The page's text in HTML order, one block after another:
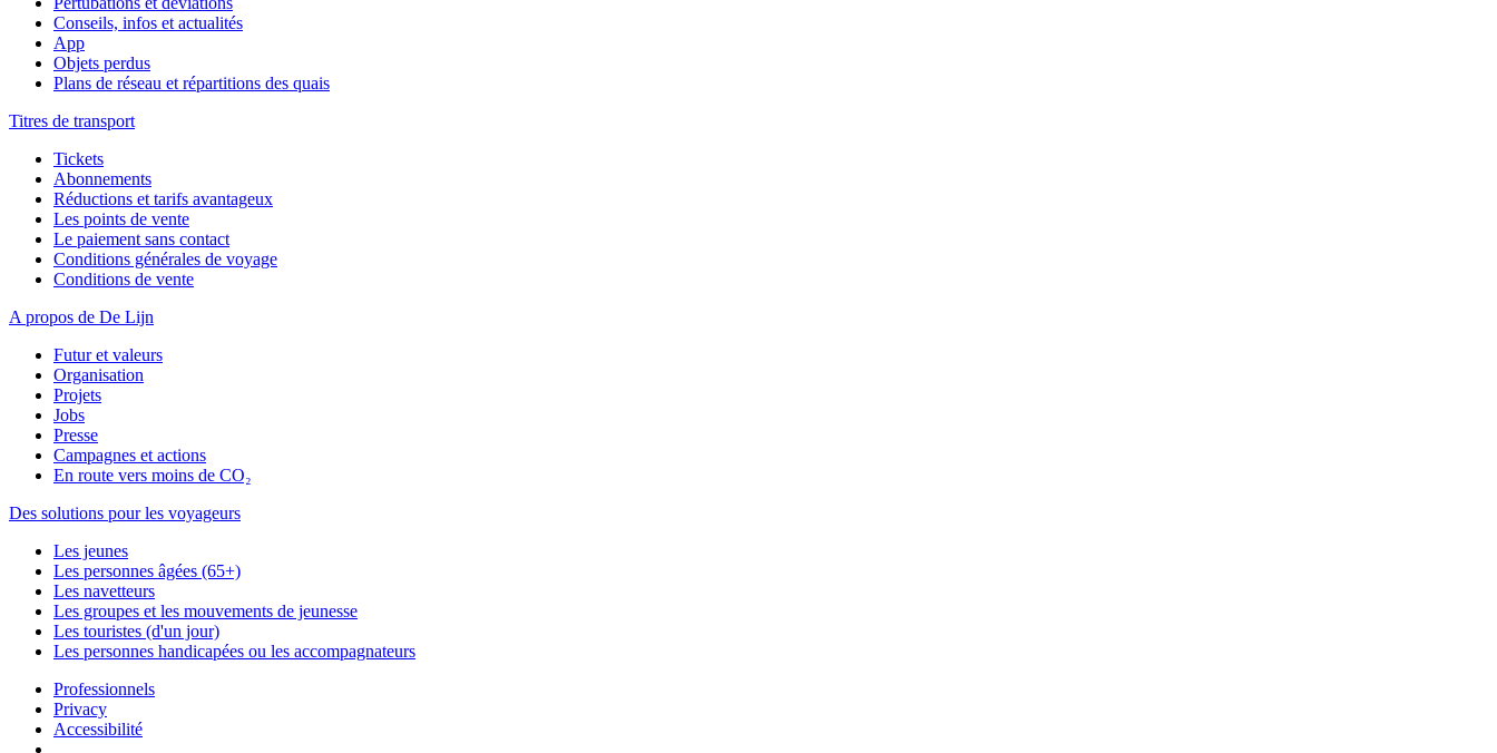
Conseils, infos et actualités
App
Objets perdus
Plans de réseau et répartitions des quais
Titres de transport
Tickets
Abonnements
Réductions et tarifs avantageux
Les points de vente
Le paiement sans contact
Conditions générales de voyage
Conditions de vente
A propos de De Lijn
Futur et valeurs
Organisation
Projets
Jobs
Presse
Campagnes et actions
En route vers moins de CO₂
Des solutions pour les voyageurs
Les jeunes
Les personnes âgées (65+)
Les navetteurs
Les groupes et les mouvements de jeunesse
Les touristes (d'un jour)
Les personnes handicapées ou les accompagnateurs
Professionnels
Privacy
Accessibilité